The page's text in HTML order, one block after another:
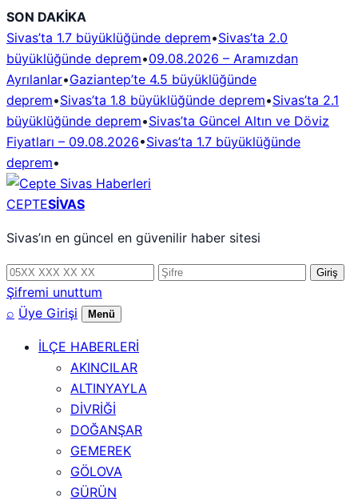
İçeriğe
geç
SON DAKİKA
Sivas’ta 1.7 büyüklüğünde deprem•Sivas’ta 2.0
büyüklüğünde deprem•09.08.2026 – Aramızdan
Ayrılanlar•Gaziantep’te 4.5 büyüklüğünde
deprem•Sivas’ta 1.8 büyüklüğünde deprem•Sivas’ta 2.1
büyüklüğünde deprem•Sivas’ta Güncel Altın ve Döviz
Fiyatları – 09.08.2026•Sivas’ta 1.7 büyüklüğünde
deprem•
CEPTESİVAS
Sivas’ın en güncel en güvenilir haber sitesi
Telefon
numarası
Şifre Giriş
Şifremi unuttum
⌕ Üye Girişi Menü
İLÇE HABERLERİ
AKINCILAR
ALTINYAYLA
DİVRİĞİ
DOĞANŞAR
GEMEREK
GÖLOVA
GÜRÜN